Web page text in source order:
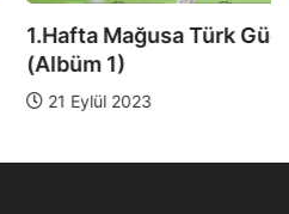
Çetinkaya TSK